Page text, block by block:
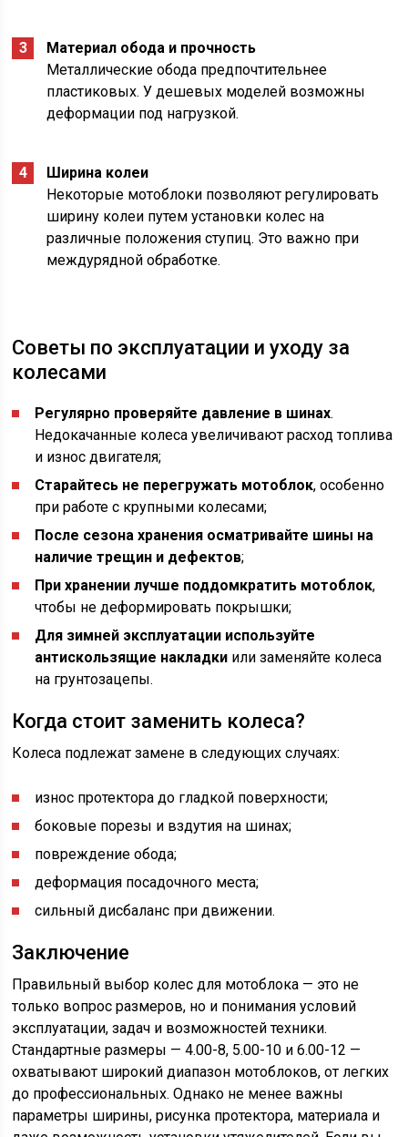
Материал обода и прочность
Металлические обода предпочтительнее
пластиковых. У дешевых моделей возможны
деформации под нагрузкой.
Ширина колеи
Некоторые мотоблоки позволяют регулировать
ширину колеи путем установки колес на
различные положения ступиц. Это важно при
междурядной обработке.
Советы по эксплуатации и уходу за
колесами
Регулярно проверяйте давление в шинах.
Недокачанные колеса увеличивают расход топлива
и износ двигателя;
Старайтесь не перегружать мотоблок, особенно
при работе с крупными колесами;
После сезона хранения осматривайте шины на
наличие трещин и дефектов;
При хранении лучше поддомкратить мотоблок,
чтобы не деформировать покрышки;
Для зимней эксплуатации используйте
антискользящие накладки или заменяйте колеса
на грунтозацепы.
Когда стоит заменить колеса?
Колеса подлежат замене в следующих случаях:
износ протектора до гладкой поверхности;
боковые порезы и вздутия на шинах;
повреждение обода;
деформация посадочного места;
сильный дисбаланс при движении.
Заключение
Правильный выбор колес для мотоблока — это не
только вопрос размеров, но и понимания условий
эксплуатации, задач и возможностей техники.
Стандартные размеры — 4.00-8, 5.00-10 и 6.00-12 —
охватывают широкий диапазон мотоблоков, от легких
до профессиональных. Однако не менее важны
параметры ширины, рисунка протектора, материала и